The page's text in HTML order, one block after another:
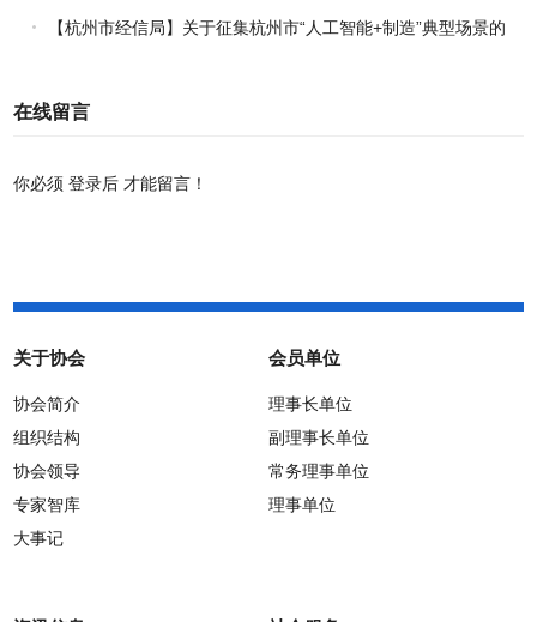
报工作启动
【杭州市经信局】关于征集杭州市“人工智能+制造”典型场景的
在线留言
你必须登录后 才能留言！
关于协会
协会简介
组织结构
协会领导
专家智库
大事记
会员单位
理事长单位
副理事长单位
常务理事单位
理事单位